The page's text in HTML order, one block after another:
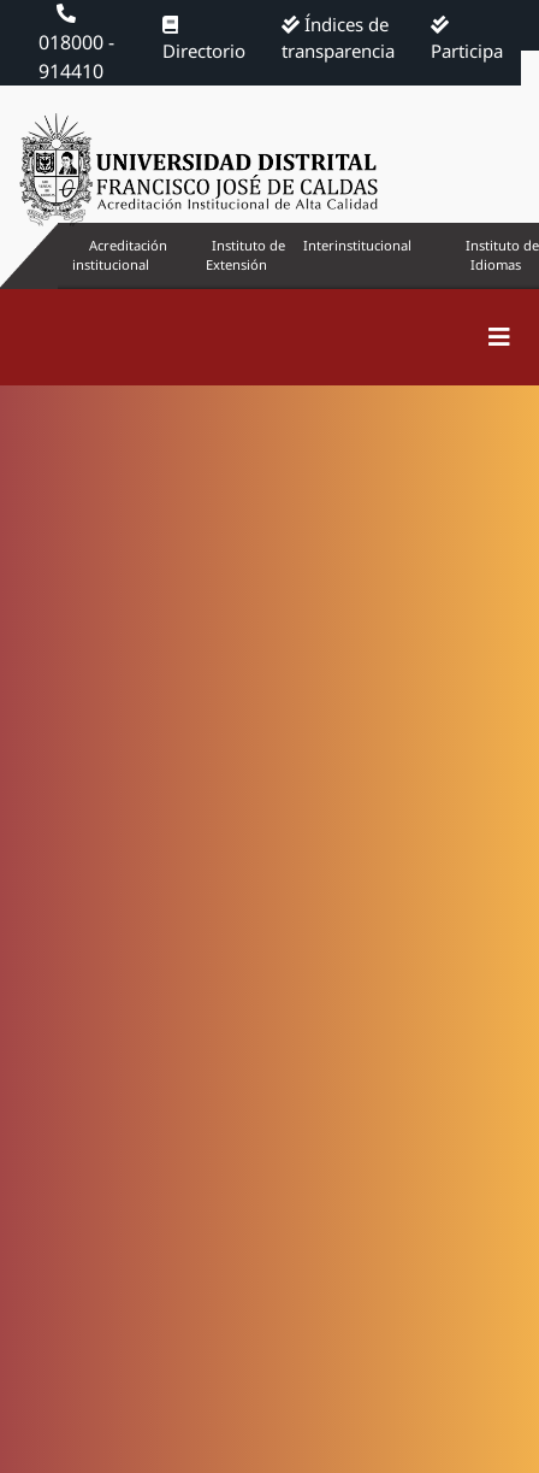
018000 -
914410
Directorio
Índices de
transparencia
Participa
Acreditación
institucional
Instituto de
Extensión
Interinstitucional
Instituto de
Idiomas